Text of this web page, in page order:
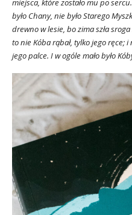
miejsca, które zostało mu po
było Chany, nie było Starego
drewno w lesie, bo zima szła
to nie Kóba rąbał, tylko jego ręce;
jego palce. I w ogóle mało było